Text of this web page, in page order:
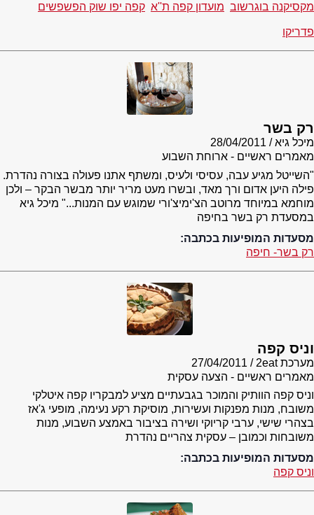
מקסיקנה בוגרשוב מועדון קפה ת''א קפה יפו שוק הפשפשים
פדריקו
רק בשר
מיכל גיא
28/04/2011
מאמרים ראשיים - ארוחת השבוע
"השייטל מגיע עבה, עסיסי ולעיס, ומשתף אתנו פעולה בצורה נהדרת.
פילה היען אדום ורך מאד, ובשרו מעט מריר יותר מבשר הבקר – ולכן
מוחמא במיוחד מרוטב הצ'ימיצ'ורי שמוגש עם המנות..." מיכל גיא
במסעדת רק בשר בחיפה
מסעדות המופיעות בכתבה:
רק בשר- חיפה
וניס קפה
מערכת 2eat
27/04/2011
מאמרים ראשיים - הצעה עסקית
וניס קפה הוותיק והמוכר בגבעתיים מציע למבקריו קפה איטלקי
משובח, מנות מפנקות ועשירות, מוסיקת רקע נעימה, מופעי ג'אז
בצהרי שישי, ערבי קריוקי ושירה בציבור באמצע השבוע, מנות
משובחות וכמובן – עסקית צהריים נהדרת
מסעדות המופיעות בכתבה:
וניס קפה